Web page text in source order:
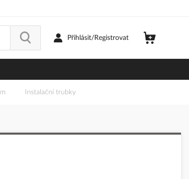
Přihlásit/Registrovat
Instalační trubky